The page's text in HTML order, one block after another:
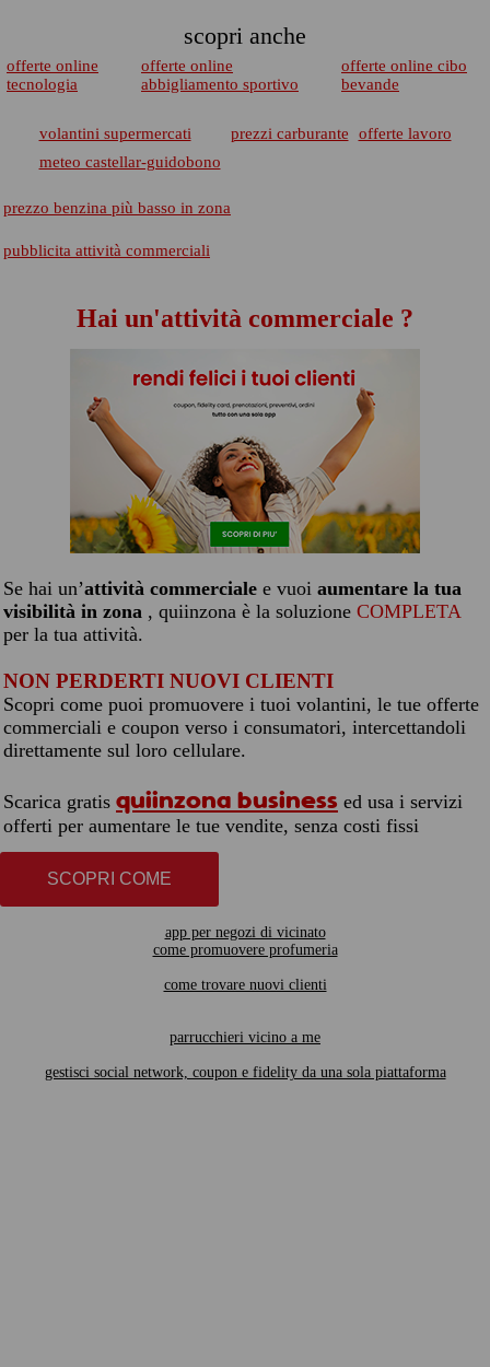
scopri anche
offerte online
tecnologia
offerte online
abbigliamento sportivo
offerte online cibo
bevande
volantini supermercati prezzi carburante
offerte lavoro
meteo castellar-guidobono
prezzo benzina più basso in zona
pubblicita attività commerciali
Hai un'attività commerciale ?
Se hai un’attività commerciale e vuoi aumentare la tua
visibilità in zona , quiinzona è la soluzione COMPLETA
per la tua attività.
NON PERDERTI NUOVI CLIENTI
Scopri come puoi promuovere i tuoi volantini, le tue offerte
commerciali e coupon verso i consumatori, intercettandoli
direttamente sul loro cellulare.
Scarica gratis quiinzona business ed usa i servizi
offerti per aumentare le tue vendite, senza costi fissi
SCOPRI COME
app per negozi di vicinato
come promuovere profumeria
come trovare nuovi clienti
parrucchieri vicino a me
gestisci social network, coupon e fidelity da una sola piattaforma